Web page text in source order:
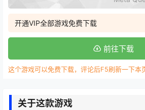
开通VIP全部游戏免费下载
前往下载
这个游戏可以免费下载，评论后F5刷新一下本
关于这款游戏